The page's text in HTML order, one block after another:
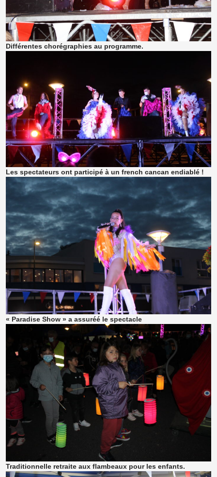
Différentes chorégraphies au programme.
Les spectateurs ont participé à un french cancan endiablé !
« Paradise Show » a assuréé le spectacle
Traditionnelle retraite aux flambeaux pour les enfants.